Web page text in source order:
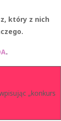
który z nich
.
„konkurs